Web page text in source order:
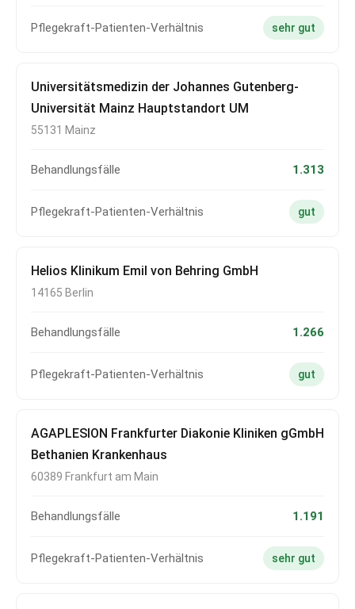
Pflegekraft-Patienten-Verhältnis sehr gut
Universitätsmedizin der Johannes Gutenberg-
Universität Mainz Hauptstandort UM
55131 Mainz
Behandlungsfälle 1.313
Pflegekraft-Patienten-Verhältnis gut
Helios Klinikum Emil von Behring GmbH
14165 Berlin
Behandlungsfälle 1.266
Pflegekraft-Patienten-Verhältnis gut
AGAPLESION Frankfurter Diakonie Kliniken gGmbH
Bethanien Krankenhaus
60389 Frankfurt am Main
Behandlungsfälle 1.191
Pflegekraft-Patienten-Verhältnis sehr gut